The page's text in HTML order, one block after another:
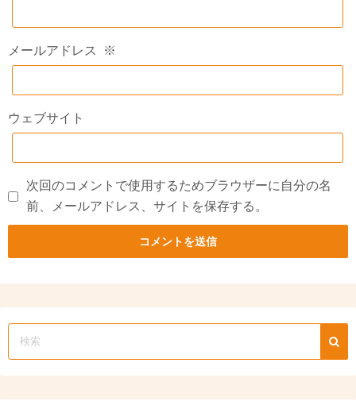
メールアドレス ※
ウェブサイト
次回のコメントで使用するためブラウザーに自分の名
前、メールアドレス、サイトを保存する。